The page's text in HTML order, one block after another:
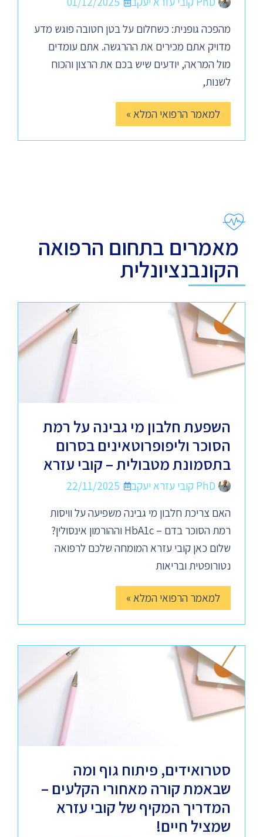
מהפכה גופנית: כשחלום על בטן חטובה פוגש מדע
מדויק אתם מכירים את ההרגשה. אתם עומדים
מול המראה, יודעים שיש בכם את הרצון והכוח
לשנות,
למאמר הרפואי המלא »
מאמרים בתחום הרפואה
הקונבנציונלית
השפעת חלבון מי גבינה על רמת
הסוכר וליפופרוטאינים בסרום
בתסמונת מטבולית – קובי עזרא
PhD קובי עזרא יעקב
22/11/2025
האם צריכת חלבון מי גבינה משפיעה על וויסות
רמת הסוכר בדם – HbA1c וההורמון אינסולין?
שלום כאן קובי עזרא המומחה שלכם לרפואה
נטורופטית ובריאות
למאמר הרפואי המלא »
סטרואידים, פיתוח גוף ומה
שבאמת קורה מאחורי הקלעים –
המדריך המקיף של קובי עזרא
שמציל חיים!